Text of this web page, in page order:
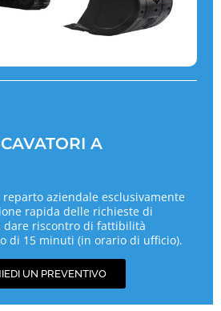
A
reparto aziendale esclusivamente
rapida delle richieste di
dare riscontro di fattibilità
di 15 minuti (in orario di ufficio).
UN PREVENTIVO